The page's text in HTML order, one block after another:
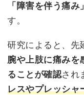
「障害を伴う痛み
す。
研究によると、先
腕や上肢に痛みを
ることが確認され
レスやプレッシャ